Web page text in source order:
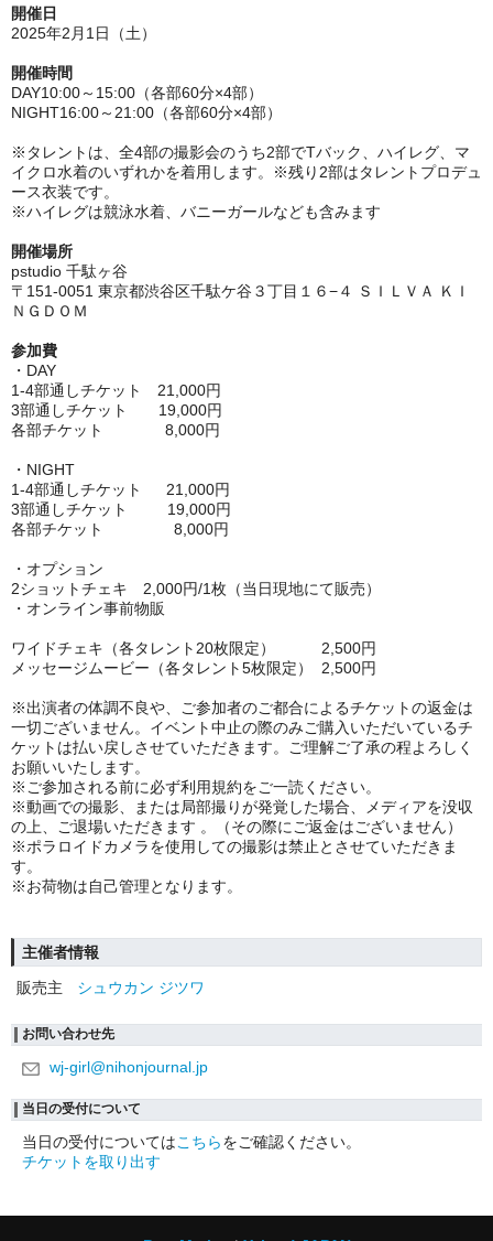
開催日
2025年2月1日（土）
開催時間
DAY10:00～15:00（各部60分×4部）
NIGHT16:00～21:00（各部60分×4部）
※タレントは、全4部の撮影会のうち2部でTバック、ハイレグ、マ
イクロ水着のいずれかを着用します。※残り2部はタレントプロデュ
ース衣装です。
※ハイレグは競泳水着、バニーガールなども含みます
開催場所
pstudio 千駄ヶ谷
〒151-0051 東京都渋谷区千駄ケ谷３丁目１６−４ ＳＩＬＶＡ ＫＩ
ＮＧＤＯＭ
参加費
・DAY
1-4部通しチケット 21,000円
3部通しチケット 19,000円
各部チケット 8,000円
・NIGHT
1-4部通しチケット 21,000円
3部通しチケット 19,000円
各部チケット 8,000円
・オプション
2ショットチェキ 2,000円/1枚（当日現地にて販売）
・オンライン事前物販
ワイドチェキ（各タレント20枚限定） 2,500円
メッセージムービー（各タレント5枚限定） 2,500円
※出演者の体調不良や、ご参加者のご都合によるチケットの返金は
一切ございません。イベント中止の際のみご購入いただいているチ
ケットは払い戻しさせていただきます。ご理解ご了承の程よろしく
お願いいたします。
※ ご参加される前に必ず利用規約をご一読ください。
※動画での撮影、または局部撮りが発覚した場合、メディアを没収
の上、ご退場いただきます 。（その際にご返金はございません）
※ポラロイドカメラを使用しての撮影は禁止とさせていただきま
す。
※お荷物は自己管理となります。
主催者情報
販売主
シュウカン ジツワ
お問い合わせ先
wj-girl@nihonjournal.jp
当日の受付について
当日の受付についてはこちらをご確認ください。
チケットを取り出す